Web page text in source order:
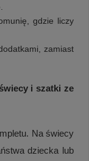
gdzie liczy
zamiast
i szatki ze
Na świecy
dziecka lub